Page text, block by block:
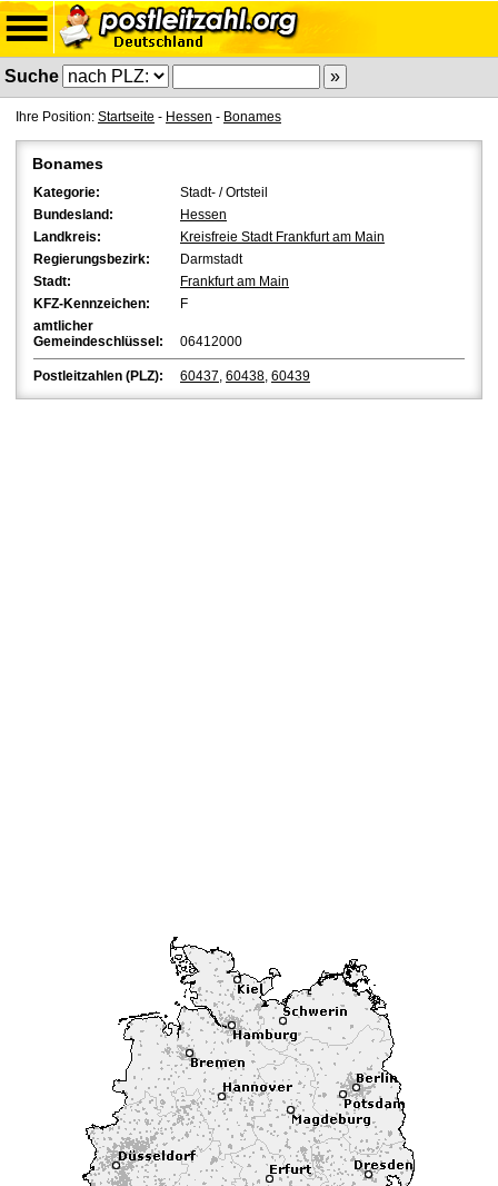
Suche
Ihre Position: Startseite - Hessen - Bonames
Bonames
Kategorie:
Stadt- / Ortsteil
Bundesland:
Hessen
Landkreis:
Kreisfreie Stadt Frankfurt am Main
Regierungsbezirk:
Darmstadt
Stadt:
Frankfurt am Main
KFZ-Kennzeichen:
F
amtlicher
Gemeindeschlüssel:
06412000
Postleitzahlen (PLZ): 60437, 60438, 60439